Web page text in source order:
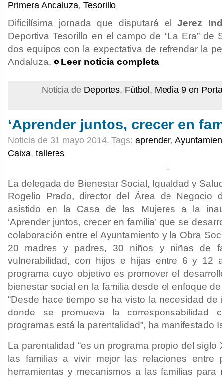
Primera Andaluza, Tesorillo
Dificilísima jornada que disputará el
Jerez
Deportiva Tesorillo en el campo de “La Era” de
dos equipos con la expectativa de refrendar la
Andaluza.
Leer noticia completa
Noticia de Deportes, Fútbol , Media 9 en
‘Aprender juntos, crecer en
Noticia de 31 mayo 2014. Tags: aprender,
Caixa, talleres
La delegada de Bienestar Social, Igualdad y
Rogelio Prado, director del Área de Negocio
asistido en la Casa de las Mujeres a la
‘Aprender juntos, crecer en familia’ que se
colaboración entre el Ayuntamiento y la Obra
20 madres y padres, 30 niños y niñas de
vulnerabilidad, con hijos e hijas entre 6 y 12
programa cuyo objetivo es promover el
bienestar social en la familia desde el enfoque
“Desde hace tiempo se ha visto la necesidad de
donde se promueva la corresponsabilidad
programas está la parentalidad”, ha manifestado
La parentalidad “es un programa propio del
las familias a vivir mejor las relaciones entre
herramientas y mecanismos a las familias para